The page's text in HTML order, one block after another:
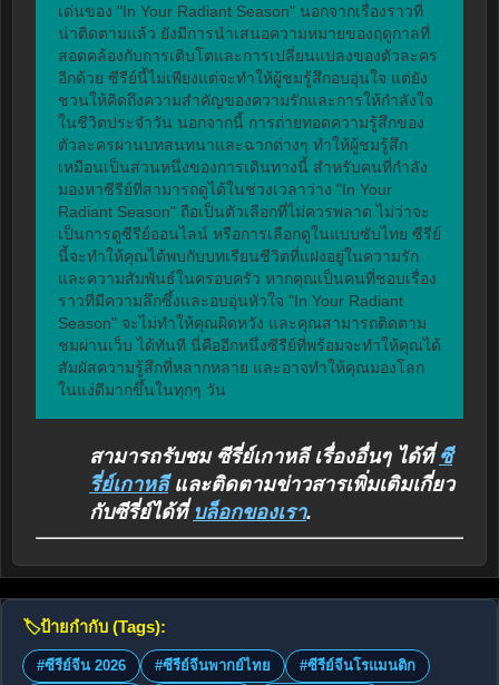
เด่นของ "In Your Radiant Season" นอกจากเรื่องราวที่
น่าติดตามแล้ว ยังมีการนำเสนอความหมายของฤดูกาลที่
สอดคล้องกับการเติบโตและการเปลี่ยนแปลงของตัวละคร
อีกด้วย ซีรีย์นี้ไม่เพียงแต่จะทำให้ผู้ชมรู้สึกอบอุ่นใจ แต่ยัง
ชวนให้คิดถึงความสำคัญของความรักและการให้กำลังใจ
ในชีวิตประจำวัน นอกจากนี้ การถ่ายทอดความรู้สึกของ
ตัวละครผ่านบทสนทนาและฉากต่างๆ ทำให้ผู้ชมรู้สึก
เหมือนเป็นส่วนหนึ่งของการเดินทางนี้ สำหรับคนที่กำลัง
มองหาซีรีย์ที่สามารถดูได้ในช่วงเวลาว่าง "In Your
Radiant Season" ถือเป็นตัวเลือกที่ไม่ควรพลาด ไม่ว่าจะ
เป็นการดูซีรีย์ออนไลน์ หรือการเลือกดูในแบบซับไทย ซีรีย์
นี้จะทำให้คุณได้พบกับบทเรียนชีวิตที่แฝงอยู่ในความรัก
และความสัมพันธ์ในครอบครัว หากคุณเป็นคนที่ชอบเรื่อง
ราวที่มีความลึกซึ้งและอบอุ่นหัวใจ "In Your Radiant
Season" จะไม่ทำให้คุณผิดหวัง และคุณสามารถติดตาม
ชมผ่านเว็บ ได้ทันที นี่คืออีกหนึ่งซีรีย์ที่พร้อมจะทำให้คุณได้
สัมผัสความรู้สึกที่หลากหลาย และอาจทำให้คุณมองโลก
ในแง่ดีมากขึ้นในทุกๆ วัน
สามารถรับชม ซีรี่ย์เกาหลี เรื่องอื่นๆ ได้ที่ ซี
รี่ย์เกาหลีและติดตามข่าวสารเพิ่มเติมเกี่ยว
กับซีรี่ย์ได้ที่ บล็อกของเรา.
🏷️ป้ายกำกับ (Tags):
#ซีรีย์จีน 2026 #ซีรีย์จีนพากย์ไทย
#ซีรีย์จีนโรแมนติก